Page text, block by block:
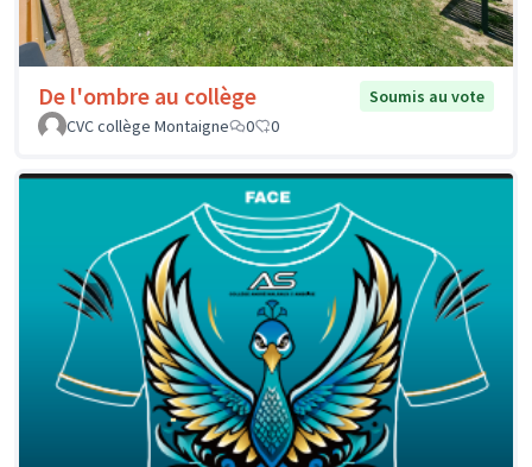
De l'ombre au collège
Soumis au vote
CVC collège Montaigne
0 0